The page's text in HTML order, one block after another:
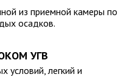
соответствии с
безопасна в
из приемной камеры по
осадков.
УГВ
условий, легкий и